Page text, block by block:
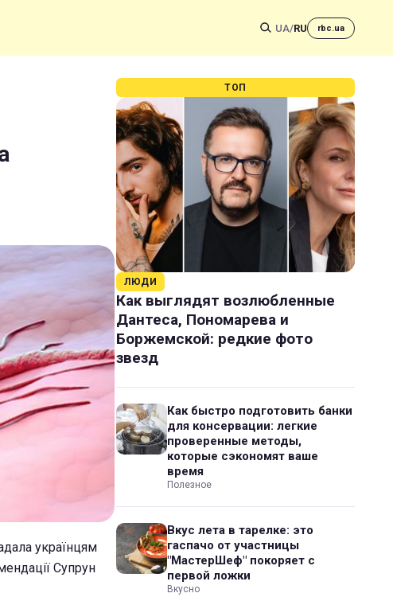
UA/RU rbc.ua
українцям
Супрун
ТОП
ЛЮДИ
Как выглядят возлюбленные
Дантеса, Пономарева и
Боржемской: редкие фото
звезд
Как быстро подготовить банки
для консервации: легкие
проверенные методы,
которые сэкономят ваше
время
Полезное
Вкус лета в тарелке: это
гаспачо от участницы
"МастерШеф" покоряет с
первой ложки
Вкусно